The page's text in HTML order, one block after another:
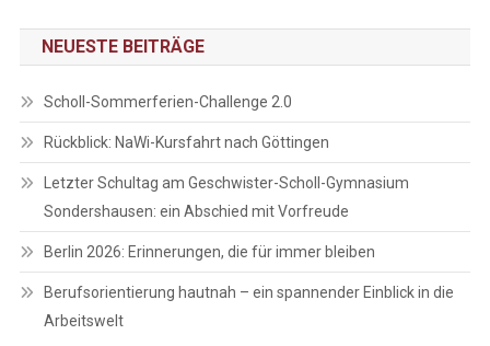
NEUESTE BEITRÄGE
Scholl-Sommerferien-Challenge 2.0
Rückblick: NaWi-Kursfahrt nach Göttingen
Letzter Schultag am Geschwister-Scholl-Gymnasium
Sondershausen: ein Abschied mit Vorfreude
Berlin 2026: Erinnerungen, die für immer bleiben
Berufsorientierung hautnah – ein spannender Einblick in die
Arbeitswelt